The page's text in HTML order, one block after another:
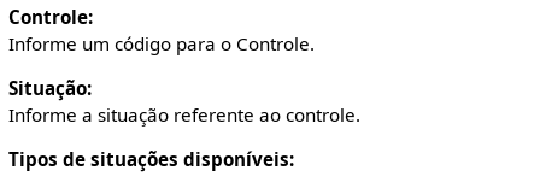
Controle:
Informe um código para o Controle.
Situação:
Informe a situação referente ao controle.
Tipos de situações disponíveis: